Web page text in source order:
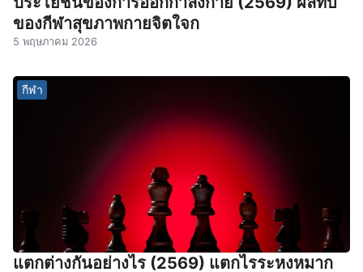
ของกีฬาสุขภาพกายจิตใจก
5 พฤษภาคม 2026
กีฬา
แตกต่างกันอย่างไร (2569) แตกไรระหงหมาก